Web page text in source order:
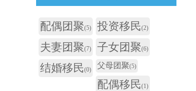
配偶团聚(5) 投资移民(2)
夫妻团聚(7) 子女团聚(6)
结婚移民(0) 父母团聚(5)
配偶移民(1)